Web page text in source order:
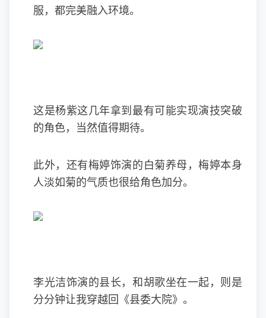
服，都完美融入环境。
这是杨紫这几年拿到最有可能实现演技突破
的角色，当然值得期待。
此外，还有梅婷饰演的白菊养母，梅婷本身
人淡如菊的气质也很给角色加分。
李光洁饰演的县长，和胡歌坐在一起，则是
分分钟让我穿越回《县委大院》。